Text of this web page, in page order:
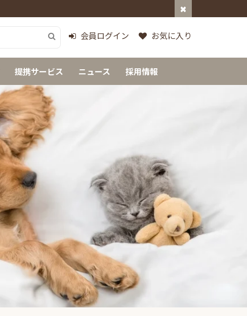
会員ログイン お気に入り
提携サービス ニュース 採用情報